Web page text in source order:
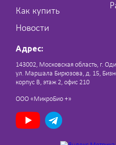
Как купить
Новости
Адрес:
143002, Московская область, г.
ул. Маршала Бирюзова, д. 15,
корпус В, этаж 2, офис 210
ООО «МикроБио +»